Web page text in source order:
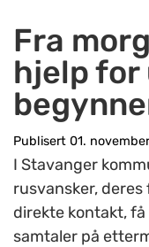
Fra
hjelp for
Publisert 01.
I Stavanger
rusvansker,
direkte kontakt, få
samtaler på